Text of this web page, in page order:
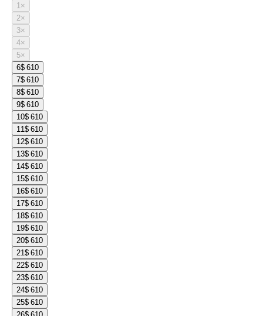
1×
2×
3×
4×
5×
6$ 610
7$ 610
8$ 610
9$ 610
10$ 610
11$ 610
12$ 610
13$ 610
14$ 610
15$ 610
16$ 610
17$ 610
18$ 610
19$ 610
20$ 610
21$ 610
22$ 610
23$ 610
24$ 610
25$ 610